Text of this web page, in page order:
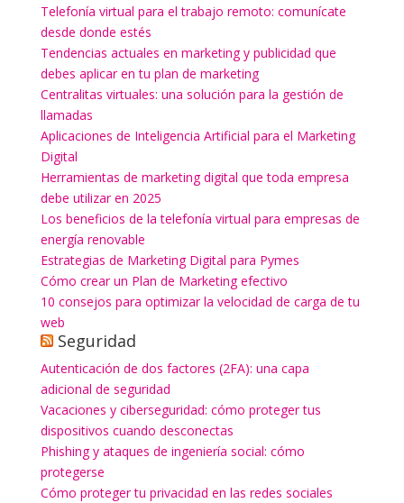
Telefonía virtual para el trabajo remoto: comunícate
desde donde estés
Tendencias actuales en marketing y publicidad que
debes aplicar en tu plan de marketing
Centralitas virtuales: una solución para la gestión de
llamadas
Aplicaciones de Inteligencia Artificial para el Marketing
Digital
Herramientas de marketing digital que toda empresa
debe utilizar en 2025
Los beneficios de la telefonía virtual para empresas de
energía renovable
Estrategias de Marketing Digital para Pymes
Cómo crear un Plan de Marketing efectivo
10 consejos para optimizar la velocidad de carga de tu
web
Seguridad
Autenticación de dos factores (2FA): una capa
adicional de seguridad
Vacaciones y ciberseguridad: cómo proteger tus
dispositivos cuando desconectas
Phishing y ataques de ingeniería social: cómo
protegerse
Cómo proteger tu privacidad en las redes sociales